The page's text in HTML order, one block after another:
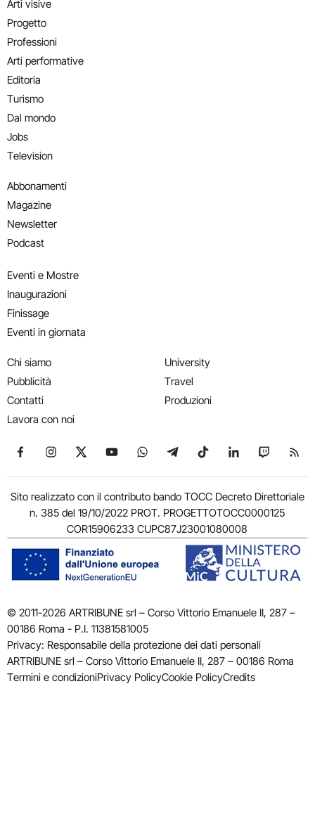
Arti visive
Progetto
Professioni
Arti performative
Editoria
Turismo
Dal mondo
Jobs
Television
Abbonamenti
Magazine
Newsletter
Podcast
Eventi e Mostre
Inaugurazioni
Finissage
Eventi in giornata
Chi siamo
Pubblicità
Contatti
Lavora con noi
University
Travel
Produzioni
Seguici su Facebook
Seguici su Instagram
Seguici su X
Seguici su YouTube
Seguici su WhatsApp
Seguici su Telegram
Seguici su TikTok
Seguici su
Seguici
Sito realizzato con il contributo bando TOCC Decreto Direttoriale
n. 385 del 19/10/2022 PROT. PROGETTOTOCC0000125
COR15906233 CUPC87J23001080008
© 2011-2026 ARTRIBUNE srl – Corso Vittorio Emanuele II, 287 –
00186 Roma - P.I. 11381581005
Privacy: Responsabile della protezione dei dati personali
ARTRIBUNE srl – Corso Vittorio Emanuele II, 287 – 00186 Roma
Termini e condizioniPrivacy PolicyCookie PolicyCredits